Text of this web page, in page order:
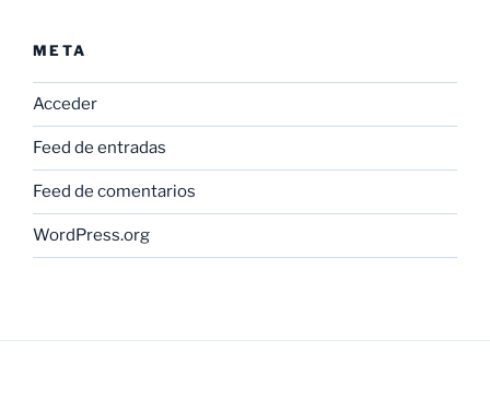
META
Acceder
Feed de entradas
Feed de comentarios
WordPress.org